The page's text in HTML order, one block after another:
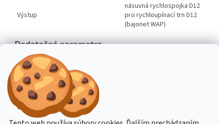
Výstup
násuvná rychlospojka D12
pro rychloupínací trn D12
(bajonet WAP)
Dodatočné parametre
Kategória
Stavebná technika
Hmotnosť
0.9 kg
Stavba stroje CZ